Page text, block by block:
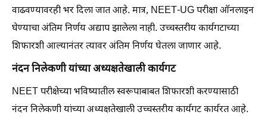
वाढवण्यावरही भर दिला जात आहे. मात्र, NEET-UG परीक्षा ऑनलाइन
घेण्याचा अंतिम निर्णय अद्याप झालेला नाही. उच्चस्तरीय कार्यगटाच्या
शिफारशी आल्यानंतर त्यावर अंतिम निर्णय घेतला जाणार आहे.
नंदन निलेकणी यांच्या अध्यक्षतेखाली कार्यगट
NEET परीक्षेच्या भविष्यातील स्वरूपाबाबत शिफारशी करण्यासाठी
नंदन निलेकणी यांच्या अध्यक्षतेखाली उच्चस्तरीय कार्यगट कार्यरत आहे.